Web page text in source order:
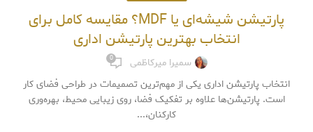
پارتیشن شیشه‌ای یا MDF؟ مقایسه کامل برای
انتخاب بهترین پارتیشن اداری
سمیرا میرکاظمی 0
انتخاب پارتیشن اداری یکی از مهم‌ترین تصمیمات در طراحی فضای کار
است. پارتیشن‌ها علاوه بر تفکیک فضا، روی زیبایی محیط، بهره‌وری
کارکنان،...